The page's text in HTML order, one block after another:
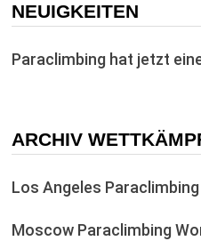
NEUIGKEITEN
Paraclimbing hat jetzt
ARCHIV
Los Angeles
Moscow Paraclimbing